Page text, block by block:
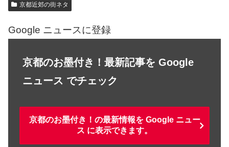
京都近郊の街ネタ
Google ニュースに登録
京都のお墨付き！最新記事を Google
ニュース でチェック
京都のお墨付き！の最新情報を Google ニュー
ス に表示できます。